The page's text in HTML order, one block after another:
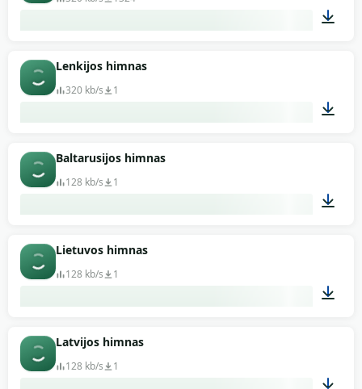
Lenkijos himnas
320 kb/s 1
Baltarusijos himnas
128 kb/s 1
Lietuvos himnas
128 kb/s 1
Latvijos himnas
128 kb/s 1